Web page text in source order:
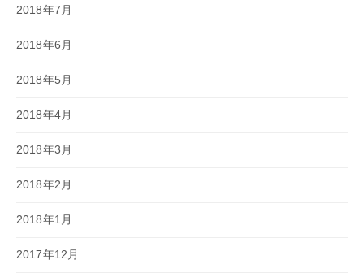
2018年7月
2018年6月
2018年5月
2018年4月
2018年3月
2018年2月
2018年1月
2017年12月